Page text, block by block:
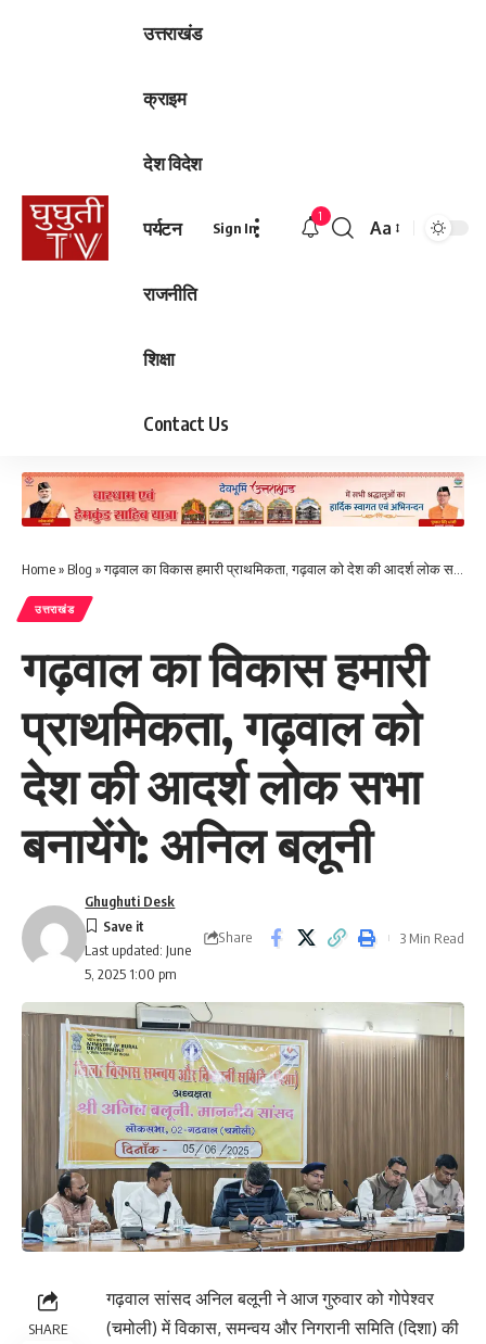
उत्तराखंड
क्राइम
देश विदेश
पर्यटन
राजनीति
शिक्षा
Contact Us
Sign In
1
Font
Aa
Home» Blog »गढ़वाल का विकास हमारी प्राथमिकता, गढ़वाल को देश की आदर्श लोक सभा बनायेंगे: अनिल बलूनी
उत्तराखंड
गढ़वाल का विकास हमारी
प्राथमिकता, गढ़वाल को
देश की आदर्श लोक सभा
बनायेंगे: अनिल बलूनी
Last updated: June
5, 2025 1:00 pm
Ghughuti Desk
Share 3 Min Read
SHARE
गढ़वाल सांसद अनिल बलूनी ने आज गुरुवार को गोपेश्वर
(चमोली) में विकास, समन्वय और निगरानी समिति (दिशा) की